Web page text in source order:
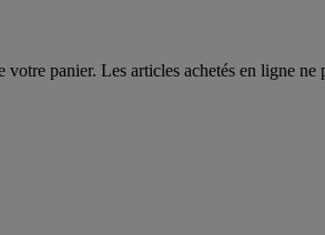
panier. Les articles achetés en ligne